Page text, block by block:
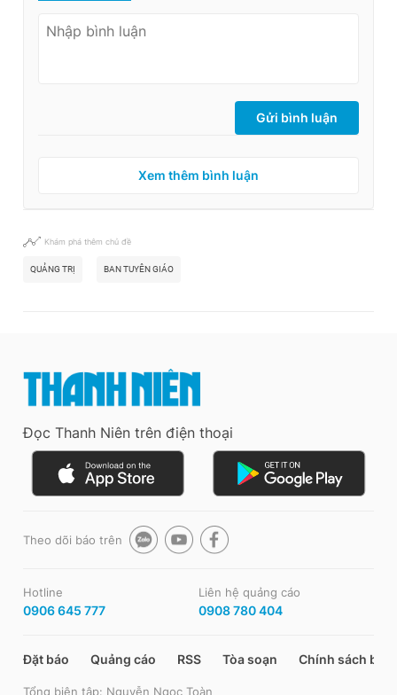
Gửi bình luận
Xem thêm bình luận
Khám phá thêm chủ đề
QUẢNG TRỊ BAN TUYÊN GIÁO
Đọc Thanh Niên trên điện thoại
Theo dõi báo trên
Hotline
0906 645 777
Liên hệ quảng cáo
0908 780 404
Đặt báo Quảng cáo RSS Tòa soạn Chính sách bảo
Tổng biên tập: Nguyễn Ngọc Toàn